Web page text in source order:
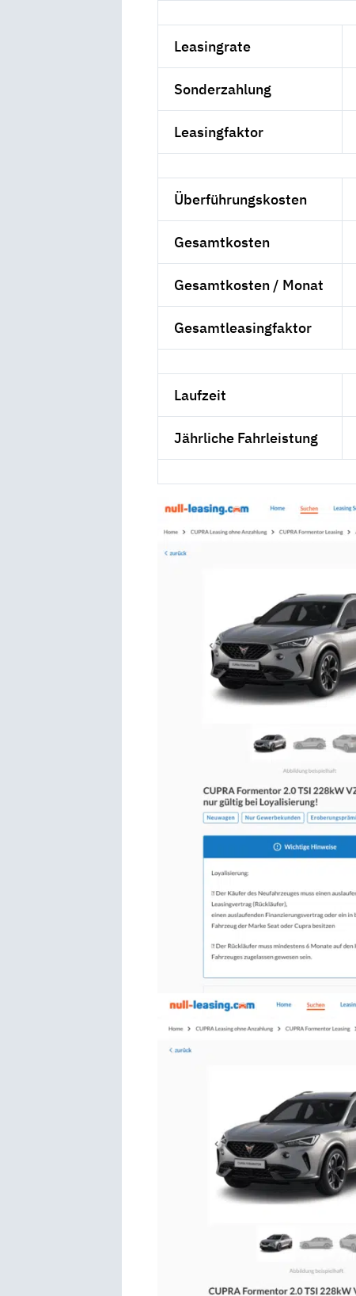
Leasingrate
Sonderzahlung
Leasingfaktor
Überführungskosten
Gesamtkosten
Gesamtkosten / Monat
Gesamtleasingfaktor
Laufzeit
Jährliche Fahrleistung